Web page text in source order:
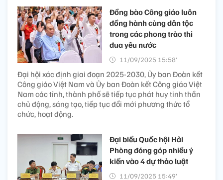
Đồng bào Công giáo luôn
đồng hành cùng dân tộc
trong các phong trào thi
đua yêu nước
11/09/2025 15:58’
Đại hội xác định giai đoạn 2025-2030, Ủy ban Đoàn kết
Công giáo Việt Nam và Ủy ban Đoàn kết Công giáo Việt
Nam các tỉnh, thành phố sẽ tiếp tục phát huy tinh thần
chủ động, sáng tạo, tiếp tục đổi mới phương thức tổ
chức, hoạt động.
Đại biểu Quốc hội Hải
Phòng đóng góp nhiều ý
kiến vào 4 dự thảo luật
11/09/2025 15:49’